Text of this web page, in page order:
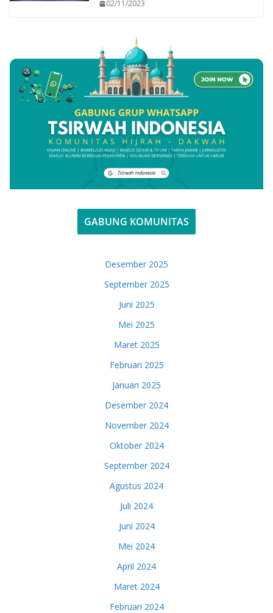
02/11/2023
GABUNG KOMUNITAS
Desember 2025
September 2025
Juni 2025
Mei 2025
Maret 2025
Februari 2025
Januari 2025
Desember 2024
November 2024
Oktober 2024
September 2024
Agustus 2024
Juli 2024
Juni 2024
Mei 2024
April 2024
Maret 2024
Februari 2024